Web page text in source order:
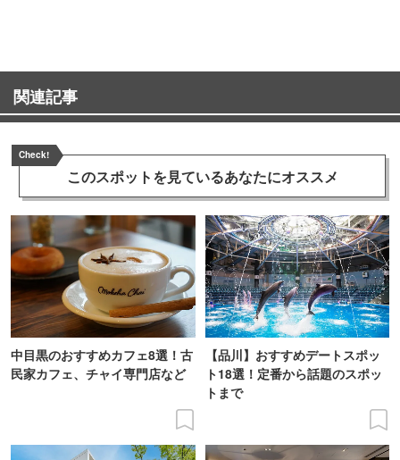
関連記事
Check!
このスポットを見ているあなたにオススメ
中目黒のおすすめカフェ8選！古
民家カフェ、チャイ専門店など
【品川】おすすめデートスポッ
ト18選！定番から話題のスポッ
トまで